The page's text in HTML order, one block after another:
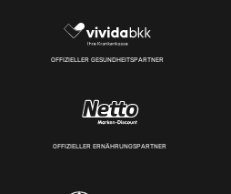
OFFIZIELLER GESUNDHEITSPARTNER
OFFIZIELLER ERNÄHRUNGSPARTNER